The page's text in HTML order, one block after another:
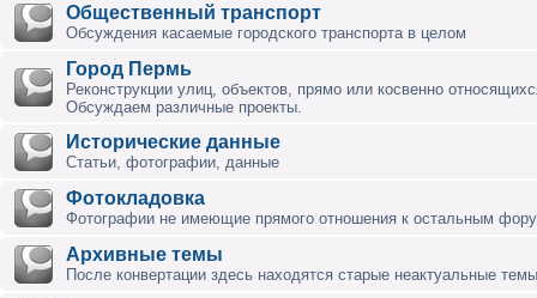
Общественный транспорт
Обсуждения касаемые городского транспорта в целом
Город Пермь
Реконструкции улиц, объектов, прямо или косвенно
Обсуждаем различные проекты.
Исторические данные
Статьи, фотографии, данные
Фотокладовка
Фотографии не имеющие прямого отношения к остальным
Архивные темы
После конвертации здесь находятся старые неактуальные